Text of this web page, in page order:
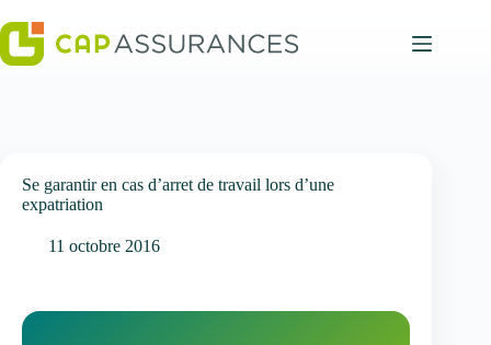
au
contenu
Se garantir en cas d’arret de travail lors d’une
expatriation
11 octobre 2016